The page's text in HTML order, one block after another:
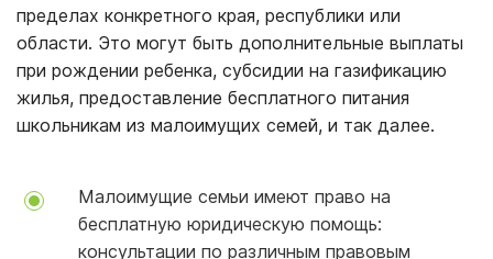
пределах конкретного края, республики или
области. Это могут быть дополнительные выплаты
при рождении ребенка, субсидии на газификацию
жилья, предоставление бесплатного питания
школьникам из малоимущих семей, и так далее.
Малоимущие семьи имеют право на
бесплатную юридическую помощь:
консультации по различным правовым